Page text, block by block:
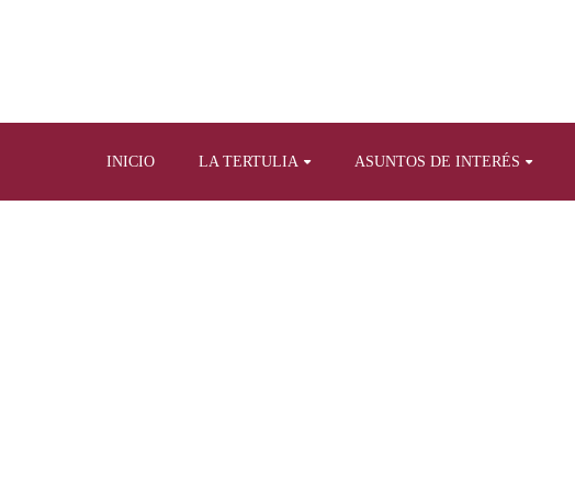
INICIO LA TERTULIA ASUNTOS DE INTERÉS